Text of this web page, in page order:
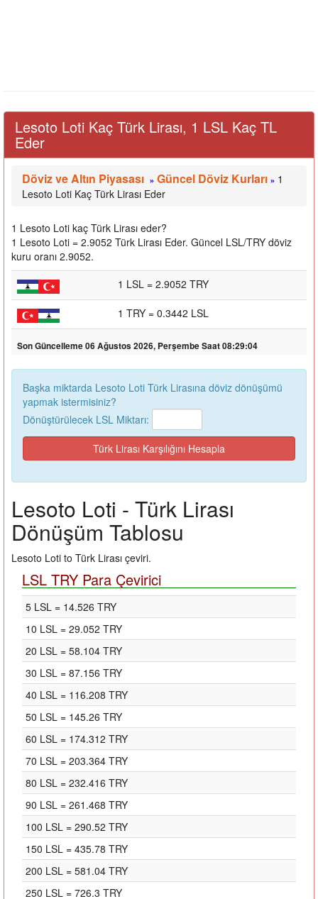
Lesoto Loti Kaç Türk Lirası, 1 LSL Kaç TL
Eder
Döviz ve Altın Piyasası » Güncel Döviz Kurları » 1
Lesoto Loti Kaç Türk Lirası Eder
1 Lesoto Loti kaç Türk Lirası eder?
1 Lesoto Loti = 2.9052 Türk Lirası Eder. Güncel LSL/TRY döviz
kuru oranı 2.9052.
1 LSL = 2.9052 TRY
1 TRY = 0.3442 LSL
Son Güncelleme 06 Ağustos 2026, Perşembe Saat 08:29:04
Başka miktarda Lesoto Loti Türk Lirasına döviz dönüşümü
yapmak istermisiniz?
Dönüştürülecek LSL Miktarı:
Lesoto Loti - Türk Lirası
Dönüşüm Tablosu
Lesoto Loti to Türk Lirası çeviri.
LSL TRY Para Çevirici
5 LSL = 14.526 TRY
10 LSL = 29.052 TRY
20 LSL = 58.104 TRY
30 LSL = 87.156 TRY
40 LSL = 116.208 TRY
50 LSL = 145.26 TRY
60 LSL = 174.312 TRY
70 LSL = 203.364 TRY
80 LSL = 232.416 TRY
90 LSL = 261.468 TRY
100 LSL = 290.52 TRY
150 LSL = 435.78 TRY
200 LSL = 581.04 TRY
250 LSL = 726.3 TRY